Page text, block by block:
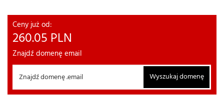
Ceny już od:
260.05 PLN
Znajdź domenę email
Wyszukaj domenę